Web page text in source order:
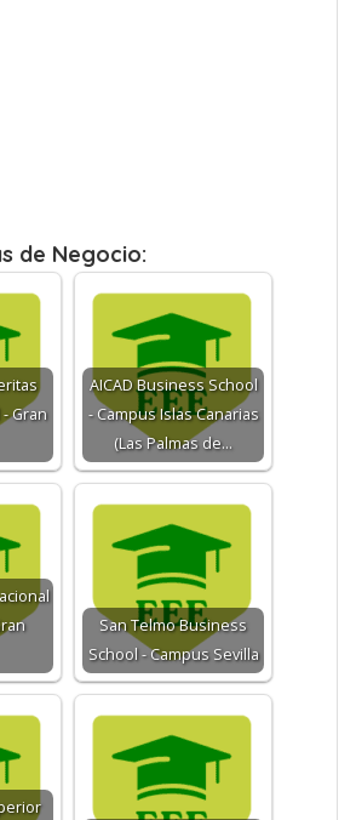
de Negocio:
Gran
AICAD Business School
- Campus Islas Canarias
(Las Palmas de…
San Telmo Business
School - Campus Sevilla